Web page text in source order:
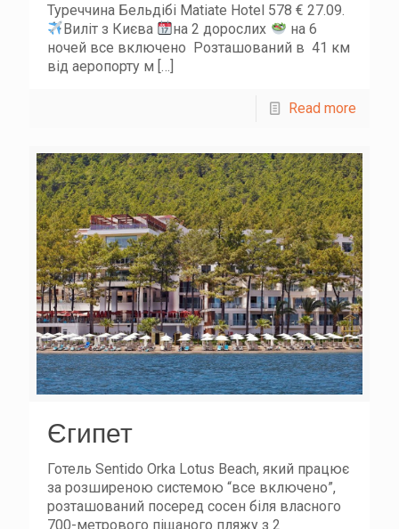
Туреччина Бельдібі Matiate Hotel 578 € 27.09.
Виліт з Києва
на 2 дорослих
на 6
ночей все включено Розташований в 41 км
від аеропорту м […]
Read more
Єгипет
Готель Sentido Orka Lotus Beach, який працює
за розширеною системою “все включено”,
розташований посеред сосен біля власного
700-метрового піщаного пляжу з 2